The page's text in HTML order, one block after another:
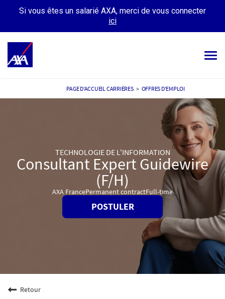
Si vous êtes un salarié AXA, merci de vous connecter
ici
MES CANDIDATURES MON PROFIL
PAGE D'ACCUEIL CARRIÈRES > OFFRES D'EMPLOI
TECHNOLOGIE DE L'INFORMATION
Consultant Expert Guidewire
(F/H)
AXA FrancePermanent contractFull-time
POSTULER
Retour